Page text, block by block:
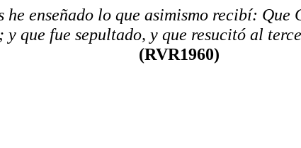
he enseñado lo que asimismo recibí: Que
que fue sepultado, y que resucitó al
(RVR1960)